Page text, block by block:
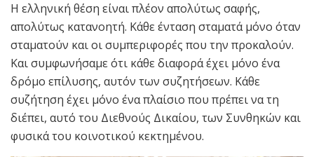
Η ελληνική θέση είναι πλέον απολύτως σαφής,
απολύτως κατανοητή. Κάθε ένταση σταματά μόνο όταν
σταματούν και οι συμπεριφορές που την προκαλούν.
Και συμφωνήσαμε ότι κάθε διαφορά έχει μόνο ένα
δρόμο επίλυσης, αυτόν των συζητήσεων. Κάθε
συζήτηση έχει μόνο ένα πλαίσιο που πρέπει να τη
διέπει, αυτό του Διεθνούς Δικαίου, των Συνθηκών και
φυσικά του κοινοτικού κεκτημένου.